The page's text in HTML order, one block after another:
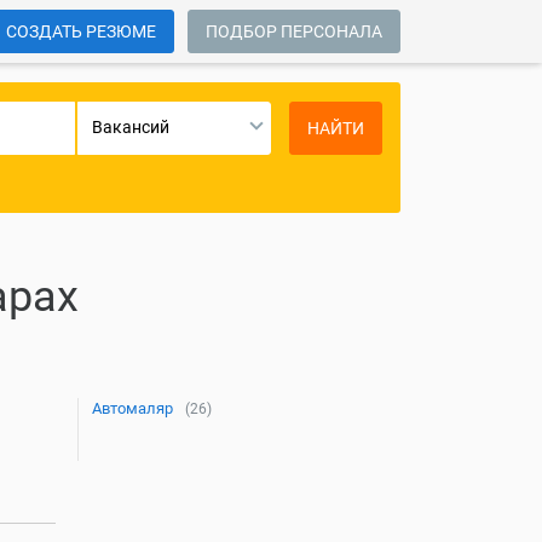
СОЗДАТЬ РЕЗЮМЕ ПОДБОР ПЕРСОНАЛА
Вакансий НАЙТИ
Автомаляр (26)